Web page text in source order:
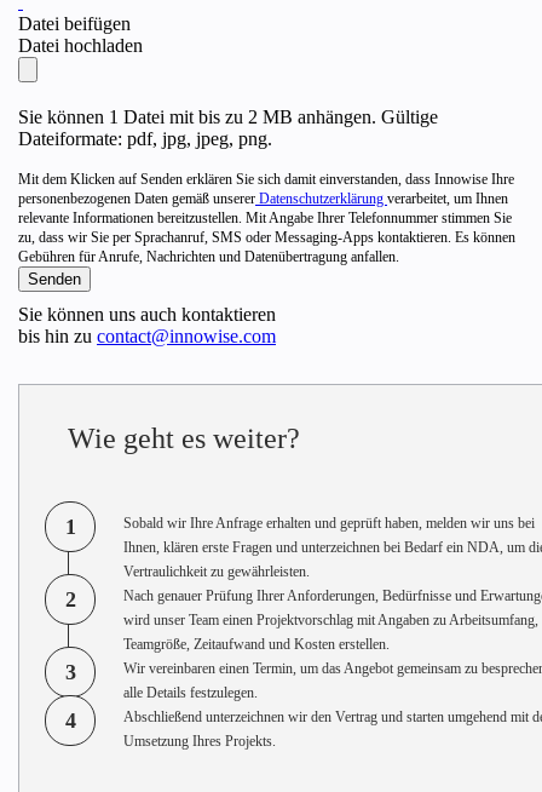
Datei beifügen
Datei hochladen
Sie können 1 Datei mit bis zu 2 MB anhängen. Gültige
Dateiformate: pdf, jpg, jpeg, png.
Mit dem Klicken auf Senden erklären Sie sich damit einverstanden, dass Innowise Ihre
personenbezogenen Daten gemäß unserer Datenschutzerklärung verarbeitet, um Ihnen
relevante Informationen bereitzustellen. Mit Angabe Ihrer Telefonnummer stimmen Sie
zu, dass wir Sie per Sprachanruf, SMS oder Messaging-Apps kontaktieren. Es können
Gebühren für Anrufe, Nachrichten und Datenübertragung anfallen.
Sie können uns auch kontaktieren
bis hin zu contact@innowise.com
Wie geht es weiter?
1
Sobald wir Ihre Anfrage erhalten und geprüft haben, melden wir uns bei
Ihnen, klären erste Fragen und unterzeichnen bei Bedarf ein NDA, um
Vertraulichkeit zu gewährleisten.
2
Nach genauer Prüfung Ihrer Anforderungen, Bedürfnisse und
wird unser Team einen Projektvorschlag mit Angaben zu Arbeitsumfang,
Teamgröße, Zeitaufwand und Kosten erstellen.
3
Wir vereinbaren einen Termin, um das Angebot gemeinsam zu
alle Details festzulegen.
4
Abschließend unterzeichnen wir den Vertrag und starten umgehend mit
Umsetzung Ihres Projekts.